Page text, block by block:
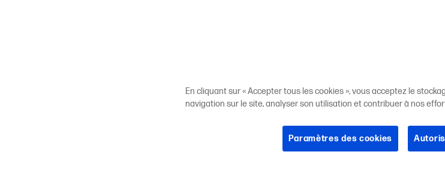
En cliquant sur « Accepter tous les cookies », vous acceptez le
navigation sur le site, analyser son utilisation et contribuer à nos
Paramètres des cookies